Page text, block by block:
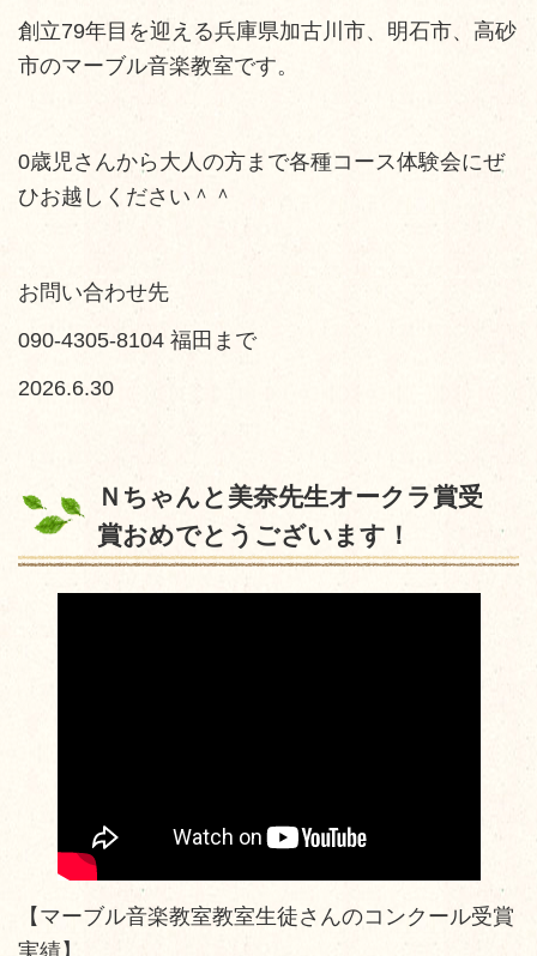
創立79年目を迎える兵庫県加古川市、明石市、高砂
市のマーブル音楽教室です。
0歳児さんから大人の方まで各種コース体験会にぜ
ひお越しください＾＾
お問い合わせ先
090-4305-8104 福田まで
2026.6.30
Ｎちゃんと美奈先生オークラ賞受
賞おめでとうございます！
【マーブル音楽教室教室生徒さんのコンクール受賞
実績】